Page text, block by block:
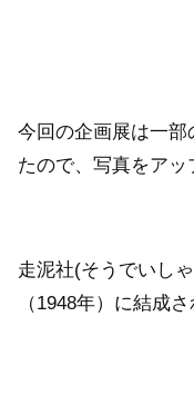
今回の企画展は一部
たので、写真をアッ
走泥社(そうでいし
（1948年）に結成